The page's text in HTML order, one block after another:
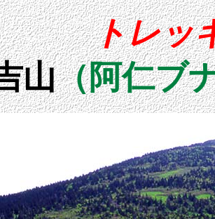
トレッ
山（阿仁ブ